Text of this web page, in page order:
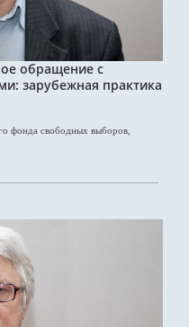
обращение с
зарубежная практика
фонда свободных выборов,